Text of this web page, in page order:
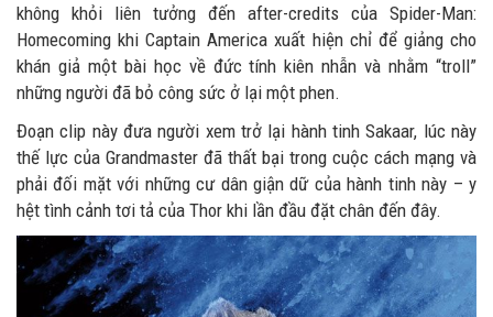
không khỏi liên tưởng đến after-credits của Spider-Man:
Homecoming khi Captain America xuất hiện chỉ để giảng cho
khán giả một bài học về đức tính kiên nhẫn và nhằm “troll”
những người đã bỏ công sức ở lại một phen.
Đoạn clip này đưa người xem trở lại hành tinh Sakaar, lúc này
thế lực của Grandmaster đã thất bại trong cuộc cách mạng và
phải đối mặt với những cư dân giận dữ của hành tinh này – y
hệt tình cảnh tơi tả của Thor khi lần đầu đặt chân đến đây.